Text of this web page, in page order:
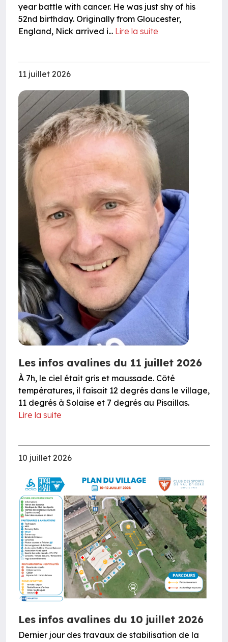
year battle with cancer. He was just shy of his
52nd birthday. Originally from Gloucester,
England, Nick arrived i... Lire la suite
11 juillet 2026
Les infos avalines du 11 juillet 2026
À 7h, le ciel était gris et maussade. Côté
températures, il faisait 12 degrés dans le village,
11 degrés à Solaise et 7 degrés au Pisaillas.
Lire la suite
10 juillet 2026
Les infos avalines du 10 juillet 2026
Dernier jour des travaux de stabilisation de la